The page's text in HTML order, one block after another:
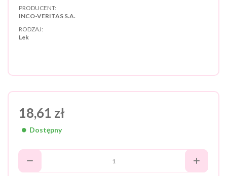
PRODUCENT:
INCO-VERITAS S.A.
RODZAJ:
Lek
18,61 zł
Dostępny